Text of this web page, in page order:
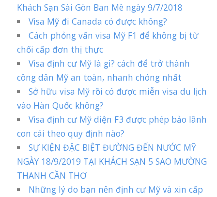
Khách Sạn Sài Gòn Ban Mê ngày 9/7/2018
Visa Mỹ đi Canada có được không?
Cách phỏng vấn visa Mỹ F1 để không bị từ
chối cấp đơn thị thực
Visa định cư Mỹ là gì? cách để trở thành
công dân Mỹ an toàn, nhanh chóng nhất
Sở hữu visa Mỹ rồi có được miễn visa du lịch
vào Hàn Quốc không?
Visa định cư Mỹ diện F3 được phép bảo lãnh
con cái theo quy định nào?
SỰ KIỆN ĐẶC BIỆT ĐƯỜNG ĐẾN NƯỚC MỸ
NGÀY 18/9/2019 TẠI KHÁCH SẠN 5 SAO MƯỜNG
THANH CẦN THƠ
Những lý do bạn nên định cư Mỹ và xin cấp